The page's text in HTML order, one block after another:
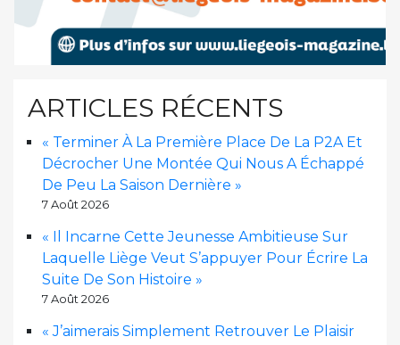
ARTICLES RÉCENTS
« Terminer À La Première Place De La P2A Et
Décrocher Une Montée Qui Nous A Échappé
De Peu La Saison Dernière »
7 Août 2026
« Il Incarne Cette Jeunesse Ambitieuse Sur
Laquelle Liège Veut S’appuyer Pour Écrire La
Suite De Son Histoire »
7 Août 2026
« J’aimerais Simplement Retrouver Le Plaisir